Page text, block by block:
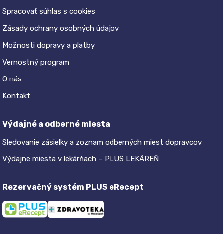
Spracovať súhlas s cookies
Zásady ochrany osobných údajov
Možnosti dopravy a platby
Vernostný program
O nás
Kontakt
Výdajné a odberné miesta
Sledovanie zásielky a zoznam odberných miest dopravcov
Výdajne miesta v lekárňach – PLUS LEKÁREŇ
Rezervačný systém PLUS eRecept